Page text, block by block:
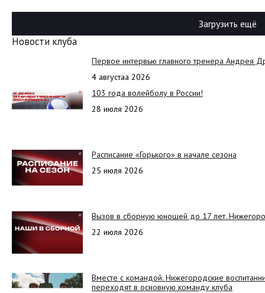
Загрузить ещё
Новости клуба
Первое интервью главного тренера Андрея
4 августаа 2026
103 года волейболу в России!
28 июля 2026
Расписание «Горького» в начале сезона
25 июля 2026
Вызов в сборную юношей до 17 лет.
22 июля 2026
Вместе с командой. Нижегородские
переходят в основную команду клуба